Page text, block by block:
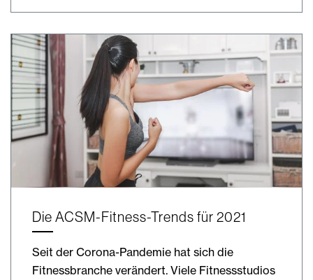
Die ACSM-Fitness-Trends für 2021
Seit der Corona-Pandemie hat sich die
Fitnessbranche verändert. Viele Fitnessstudios